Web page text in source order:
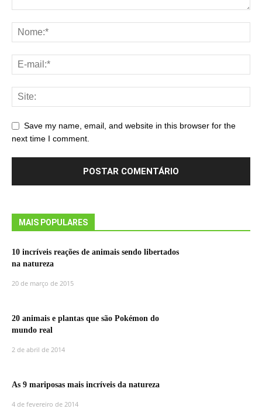
Save my name, email, and website in this browser for the
next time I comment.
MAIS POPULARES
10 incríveis reações de animais sendo libertados
na natureza
20 de março de 2015
20 animais e plantas que são Pokémon do
mundo real
2 de abril de 2014
As 9 mariposas mais incríveis da natureza
4 de fevereiro de 2014